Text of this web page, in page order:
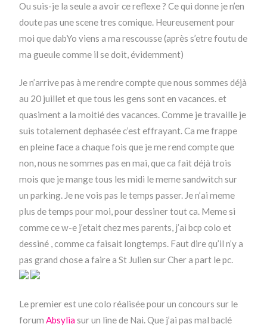
Ou suis-je la seule a avoir ce reflexe ? Ce qui donne je n’en
doute pas une scene tres comique. Heureusement pour
moi que dabYo viens a ma rescousse (après s’etre foutu de
ma gueule comme il se doit, évidemment)
Je n’arrive pas à me rendre compte que nous sommes déjà
au 20 juillet et que tous les gens sont en vacances. et
quasiment a la moitié des vacances. Comme je travaille je
suis totalement dephasée c’est effrayant. Ca me frappe
en pleine face a chaque fois que je me rend compte que
non, nous ne sommes pas en mai, que ca fait déjà trois
mois que je mange tous les midi le meme sandwitch sur
un parking. Je ne vois pas le temps passer. Je n’ai meme
plus de temps pour moi, pour dessiner tout ca. Meme si
comme ce w-e j’etait chez mes parents, j’ai bcp colo et
dessiné , comme ca faisait longtemps. Faut dire qu’il n’y a
pas grand chose a faire a St Julien sur Cher a part le pc.
Le premier est une colo réalisée pour un concours sur le
forumAbsyliasur un line de Nai. Que j’ai pas mal baclé